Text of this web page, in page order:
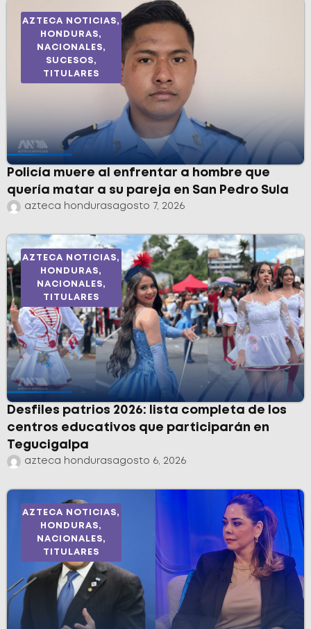
AZTECA NOTICIAS,
HONDURAS,
NACIONALES,
SUCESOS,
TITULARES
Policía muere al enfrentar a hombre que
quería matar a su pareja en San Pedro Sula
azteca hondurasagosto 7, 2026
AZTECA NOTICIAS,
HONDURAS,
NACIONALES,
TITULARES
Desfiles patrios 2026: lista completa de los
centros educativos que participarán en
Tegucigalpa
azteca hondurasagosto 6, 2026
AZTECA NOTICIAS,
HONDURAS,
NACIONALES,
TITULARES